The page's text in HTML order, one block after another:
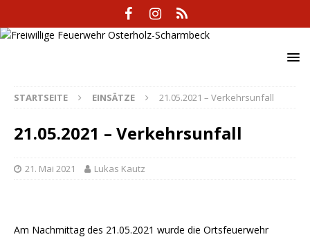
STARTSEITE EINSÄTZE 21.05.2021 – Verkehrsunfall
21.05.2021 – Verkehrsunfall
21. Mai 2021 Lukas Kautz
Am Nachmittag des 21.05.2021 wurde die Ortsfeuerwehr